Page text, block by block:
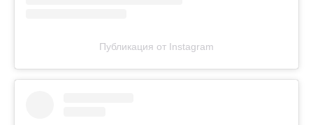
Публикация от Instagram